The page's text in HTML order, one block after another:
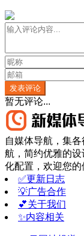
发表评论
暂无评论...
自媒体导航，集
航，简约优雅的
化配置，欢迎您的
✅更新日志
💡广告合作
💕关于我们
✨内容相关